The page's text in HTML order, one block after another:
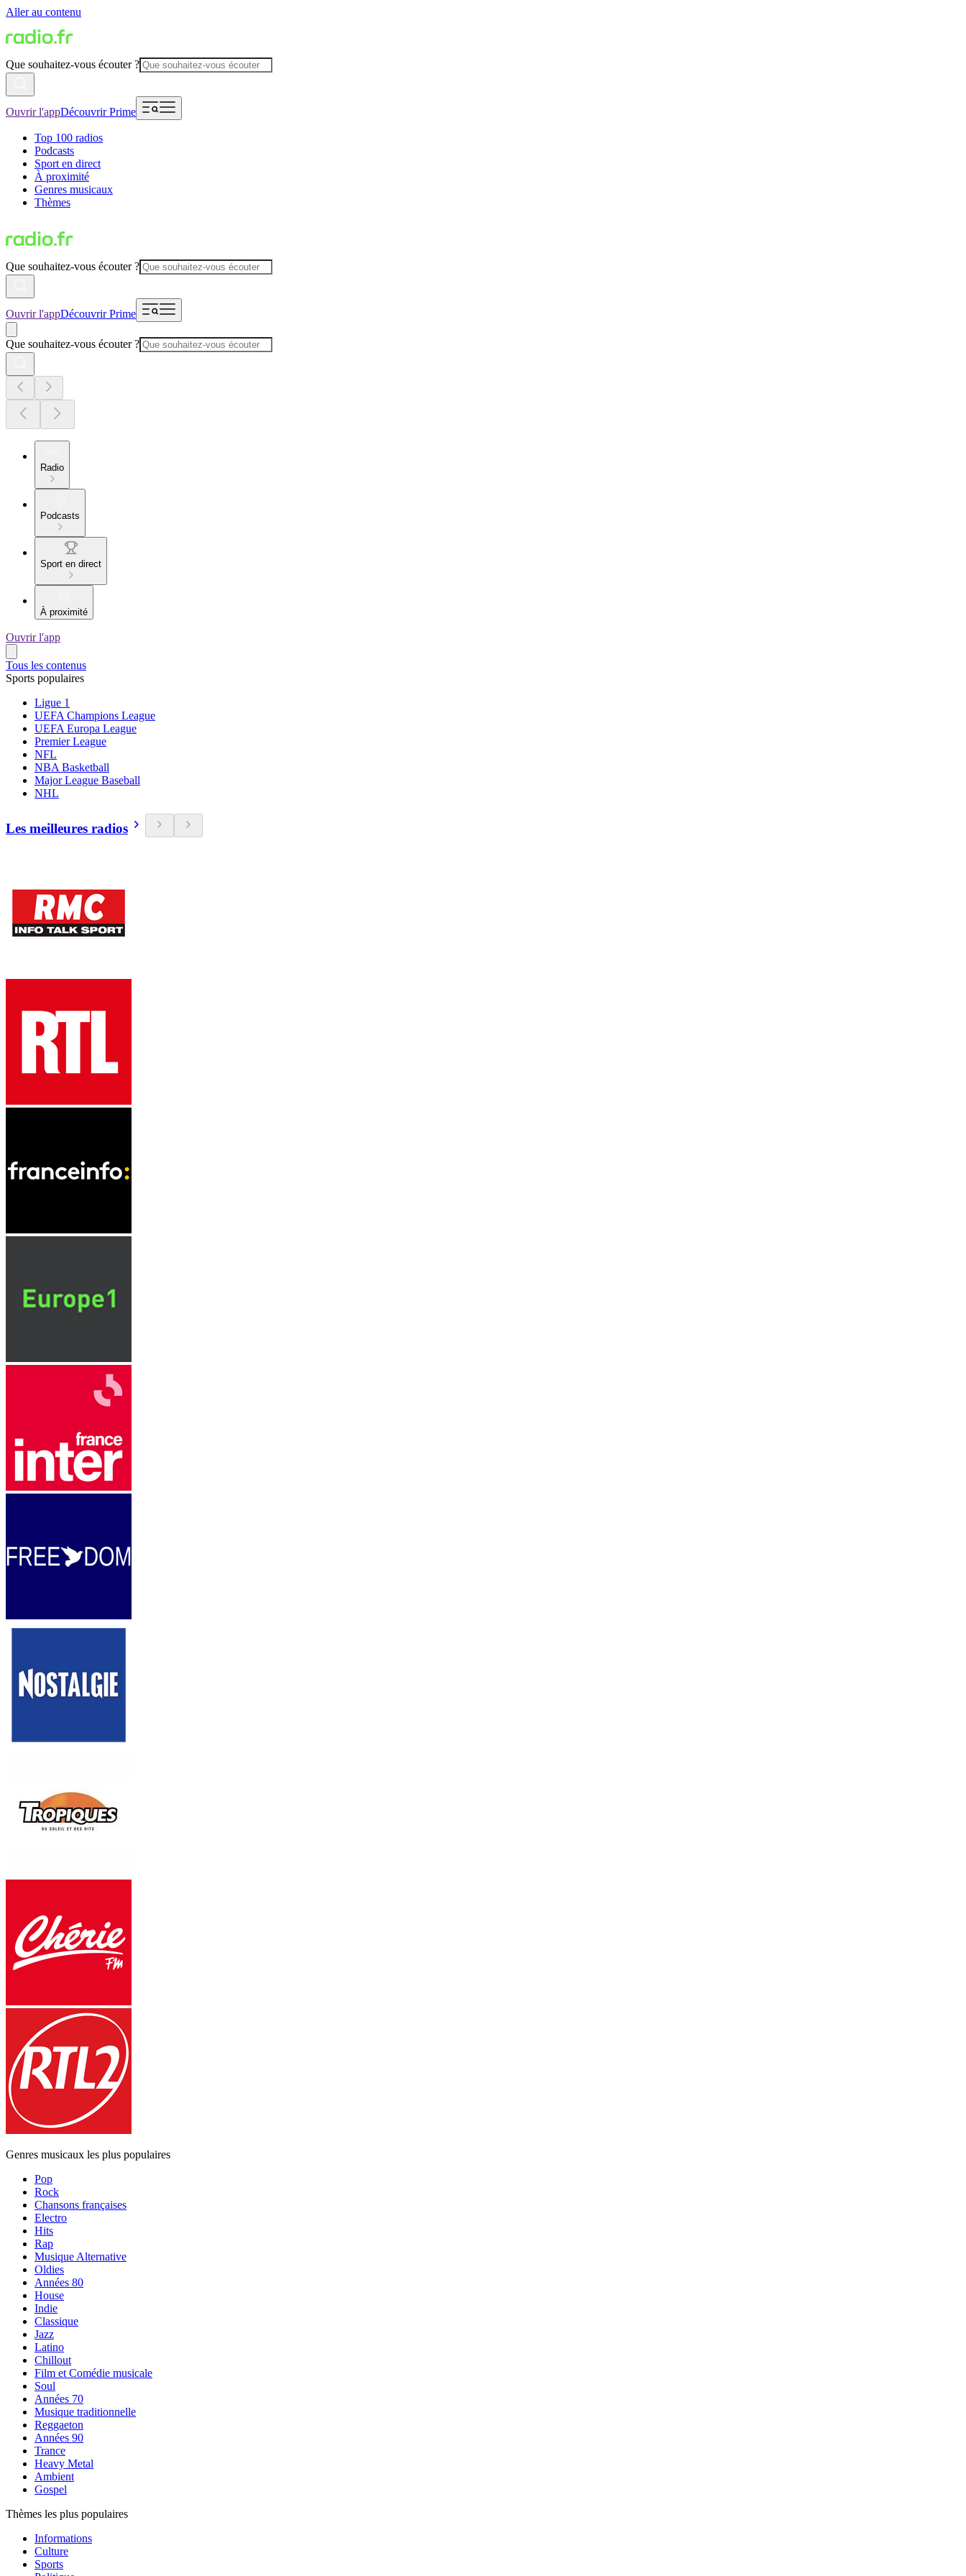
Aller au contenu
Que souhaitez-vous écouter ?
Ouvrir l'appDécouvrir Prime
Top 100 radios
Podcasts
Sport en direct
À proximité
Genres musicaux
Thèmes
Que souhaitez-vous écouter ?
Ouvrir l'appDécouvrir Prime
Que souhaitez-vous écouter ?
Radio
Podcasts
Sport en direct
À proximité
Ouvrir l'app
Tous les contenus
Sports populaires
Ligue 1
UEFA Champions League
UEFA Europa League
Premier League
NFL
NBA Basketball
Major League Baseball
NHL
Les meilleures radios
Genres musicaux les plus populaires
Pop
Rock
Chansons françaises
Electro
Hits
Rap
Musique Alternative
Oldies
Années 80
House
Indie
Classique
Jazz
Latino
Chillout
Film et Comédie musicale
Soul
Années 70
Musique traditionnelle
Reggaeton
Années 90
Trance
Heavy Metal
Ambient
Gospel
Thèmes les plus populaires
Informations
Culture
Sports